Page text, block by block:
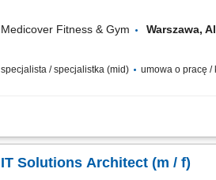
Medicover Fitness & Gym Warszawa,
specjalista / specjalistka (mid) umowa o pracę /
Poszukiwany doświadczony i zaangażowany
IT Solutions Architect (m / f)